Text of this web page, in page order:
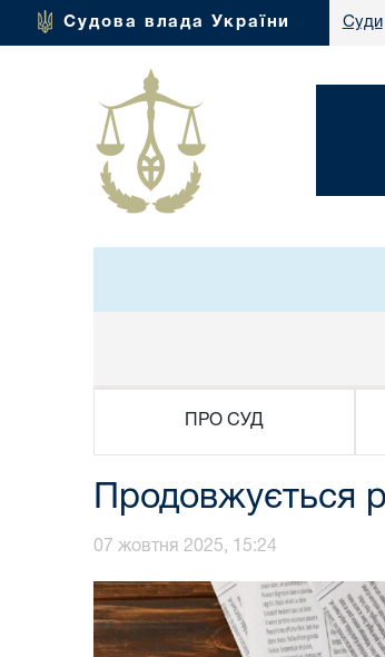
Судова влада України Суди
ПРО СУД
Продовжується
07 жовтня 2025, 15:24